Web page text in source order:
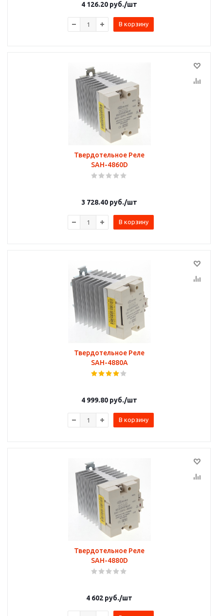
4 126.20 руб./шт
В корзину
Твердотельное Реле
SAH-4860D
3 728.40 руб./шт
В корзину
Твердотельное Реле
SAH-4880A
4 999.80 руб./шт
В корзину
Твердотельное Реле
SAH-4880D
4 602 руб./шт